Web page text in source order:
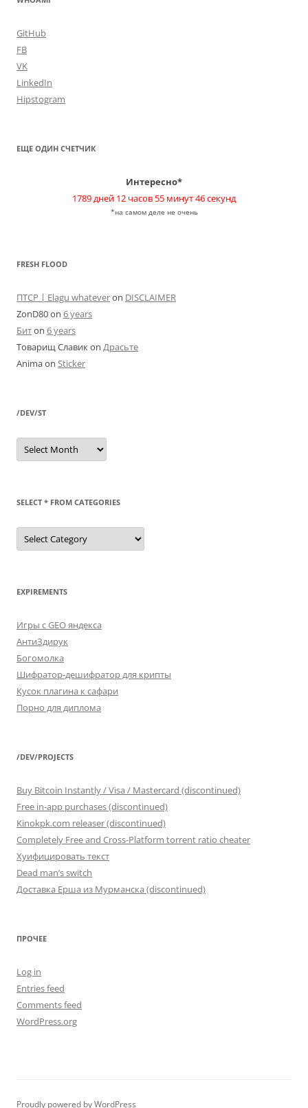
GitHub
FB
VK
LinkedIn
Hipstogram
ЕЩЕ ОДИН СЧЕТЧИК
Интересно*
1789 дней 12 часов 55 минут 46 секунд
*на самом деле не очень
FRESH FLOOD
ПТСР | Elagu whateveron DISCLAIMER
ZonD80on 6 years
Битon 6 years
Товарищ Славикon Драсьте
Animaon Sticker
/DEV/ST
/dev/st
SELECT * FROM CATEGORIES
SELECT
FROM
EXPIREMENTS
Игры с GEO яндекса
АнтиЗдирук
Богомолка
Шифратор-дешифратор для крипты
Кусок плагина к сафари
Порно для диплома
/DEV/PROJECTS
Buy Bitcoin Instantly / Visa / Mastercard (discontinued)
Free in-app purchases (discontinued)
Kinokpk.com releaser (discontinued)
Completely Free and Cross-Platform torrent ratio cheater
Хуифицировать текст
Dead man’s switch
Доставка Ерша из Мурманска (discontinued)
ПРОЧЕЕ
Log in
Entries feed
Comments feed
WordPress.org
Proudly powered by WordPress